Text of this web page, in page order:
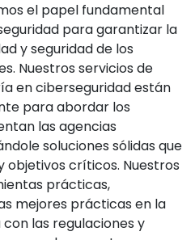
el papel fundamental
para garantizar la
y seguridad de los
Nuestros servicios de
en ciberseguridad están
para abordar los
las agencias
soluciones sólidas que
objetivos críticos. Nuestros
prácticas,
mejores prácticas en la
las regulaciones y